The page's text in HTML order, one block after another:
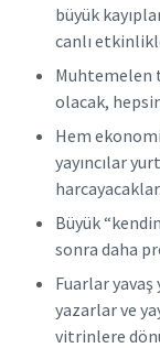
büyük
canlı
Muhtemelen
olacak,
Hem
yayıncılar
harcayacaklar.
Büyük
sonra daha
Fuarlar yavaş
yazarlar ve
vitrinlere